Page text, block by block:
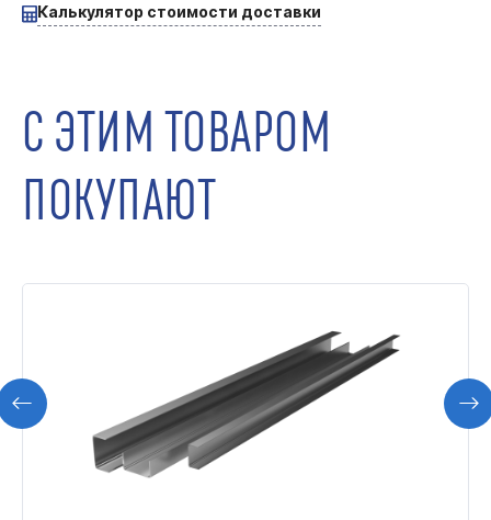
Калькулятор стоимости доставки
С ЭТИМ ТОВАРОМ
ПОКУПАЮТ